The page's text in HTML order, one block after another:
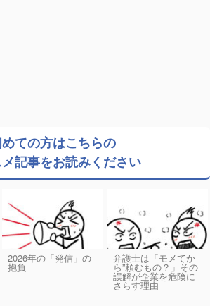
ての方はこちらの
記事をお読みください
2026年の「発信」の
抱負
弁護士は「モメてか
ら”頼むもの？」その
誤解が企業を危険に
さらす理由